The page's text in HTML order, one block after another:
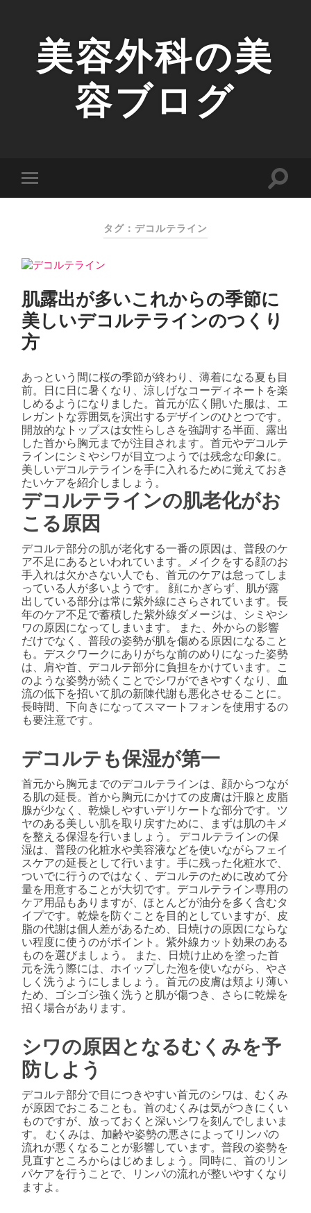
美容外科の美
容ブログ
タグ：デコルテライン
肌露出が多いこれからの季節に
美しいデコルテラインのつくり
方
あっという間に桜の季節が終わり、薄着になる夏も目
前。日に日に暑くなり、涼しげなコーディネートを楽
しめるようになりました。首元が広く開いた服は、エ
レガントな雰囲気を演出するデザインのひとつです。
開放的なトップスは女性らしさを強調する半面、露出
した首から胸元までが注目されます。首元やデコルテ
ラインにシミやシワが目立つようでは残念な印象に。
美しいデコルテラインを手に入れるために覚えておき
たいケアを紹介しましょう。
デコルテラインの肌老化がお
こる原因
デコルテ部分の肌が老化する一番の原因は、普段のケ
ア不足にあるといわれています。メイクをする顔のお
手入れは欠かさない人でも、首元のケアは怠ってしま
っている人が多いようです。 顔にかぎらず、肌が露
出している部分は常に紫外線にさらされています。長
年のケア不足で蓄積した紫外線ダメージは、シミやシ
ワの原因になってしまいます。 また、外からの影響
だけでなく、普段の姿勢が肌を傷める原因になること
も。デスクワークにありがちな前のめりになった姿勢
は、肩や首、デコルテ部分に負担をかけています。こ
のような姿勢が続くことでシワができやすくなり、血
流の低下を招いて肌の新陳代謝も悪化させることに。
長時間、下向きになってスマートフォンを使用するの
も要注意です。
デコルテも保湿が第一
首元から胸元までのデコルテラインは、顔からつなが
る肌の延長。首から胸元にかけての皮膚は汗腺と皮脂
腺が少なく、乾燥しやすいデリケートな部分です。ツ
ヤのある美しい肌を取り戻すために、まずは肌のキメ
を整える保湿を行いましょう。 デコルテラインの保
湿は、普段の化粧水や美容液などを使いながらフェイ
スケアの延長として行います。手に残った化粧水で、
ついでに行うのではなく、デコルテのために改めて分
量を用意することが大切です。デコルテライン専用の
ケア用品もありますが、ほとんどが油分を多く含むタ
イプです。乾燥を防ぐことを目的としていますが、皮
脂の代謝は個人差があるため、日焼けの原因にならな
い程度に使うのがポイント。紫外線カット効果のある
ものを選びましょう。 また、日焼け止めを塗った首
元を洗う際には、ホイップした泡を使いながら、やさ
しく洗うようにしましょう。首元の皮膚は頬より薄い
ため、ゴシゴシ強く洗うと肌が傷つき、さらに乾燥を
招く場合があります。
シワの原因となるむくみを予
防しよう
デコルテ部分で目につきやすい首元のシワは、むくみ
が原因でおこることも。首のむくみは気がつきにくい
ものですが、放っておくと深いシワを刻んでしまいま
す。 むくみは、加齢や姿勢の悪さによってリンパの
流れが悪くなることが影響しています。普段の姿勢を
見直すところからはじめましょう。同時に、首のリン
パケアを行うことで、リンパの流れが整いやすくなり
ますよ。